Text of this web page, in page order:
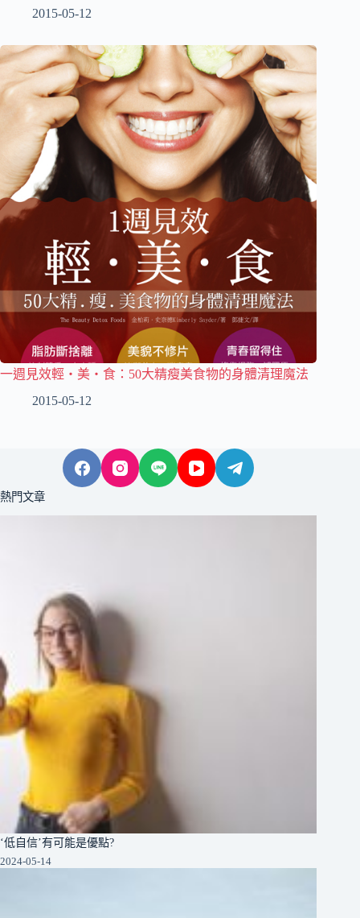
2015-05-12
一週見效輕‧美‧食：50大精瘦美食物的身體清理魔法
2015-05-12
熱門文章
‘低自信’有可能是優點?
2024-05-14